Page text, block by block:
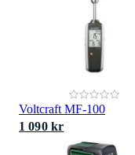
Voltcraft MF-100
1 090 kr